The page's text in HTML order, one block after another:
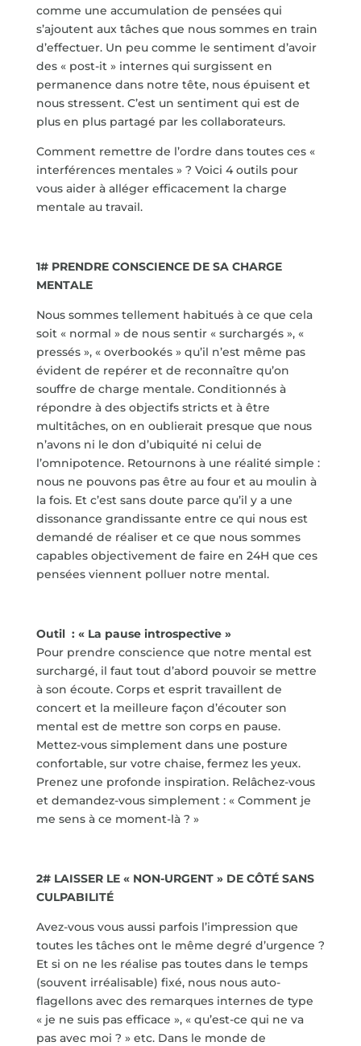
comme une accumulation de pensées qui
s’ajoutent aux tâches que nous sommes en train
d’effectuer. Un peu comme le sentiment d’avoir
des « post-it » internes qui surgissent en
permanence dans notre tête, nous épuisent et
nous stressent. C’est un sentiment qui est de
plus en plus partagé par les collaborateurs.
Comment remettre de l’ordre dans toutes ces «
interférences mentales » ? Voici 4 outils pour
vous aider à alléger efficacement la charge
mentale au travail.
1# PRENDRE CONSCIENCE DE SA CHARGE
MENTALE
Nous sommes tellement habitués à ce que cela
soit « normal » de nous sentir « surchargés », «
pressés », « overbookés » qu’il n’est même pas
évident de repérer et de reconnaître qu’on
souffre de charge mentale. Conditionnés à
répondre à des objectifs stricts et à être
multitâches, on en oublierait presque que nous
n’avons ni le don d’ubiquité ni celui de
l’omnipotence. Retournons à une réalité simple :
nous ne pouvons pas être au four et au moulin à
la fois. Et c’est sans doute parce qu’il y a une
dissonance grandissante entre ce qui nous est
demandé de réaliser et ce que nous sommes
capables objectivement de faire en 24H que ces
pensées viennent polluer notre mental.
Outil : « La pause introspective »
Pour prendre conscience que notre mental est
surchargé, il faut tout d’abord pouvoir se mettre
à son écoute. Corps et esprit travaillent de
concert et la meilleure façon d’écouter son
mental est de mettre son corps en pause.
Mettez-vous simplement dans une posture
confortable, sur votre chaise, fermez les yeux.
Prenez une profonde inspiration. Relâchez-vous
et demandez-vous simplement : « Comment je
me sens à ce moment-là ? »
2# LAISSER LE « NON-URGENT » DE CÔTÉ SANS
CULPABILITÉ
Avez-vous vous aussi parfois l’impression que
toutes les tâches ont le même degré d’urgence ?
Et si on ne les réalise pas toutes dans le temps
(souvent irréalisable) fixé, nous nous auto-
flagellons avec des remarques internes de type
« je ne suis pas efficace », « qu’est-ce qui ne va
pas avec moi ? » etc. Dans le monde de